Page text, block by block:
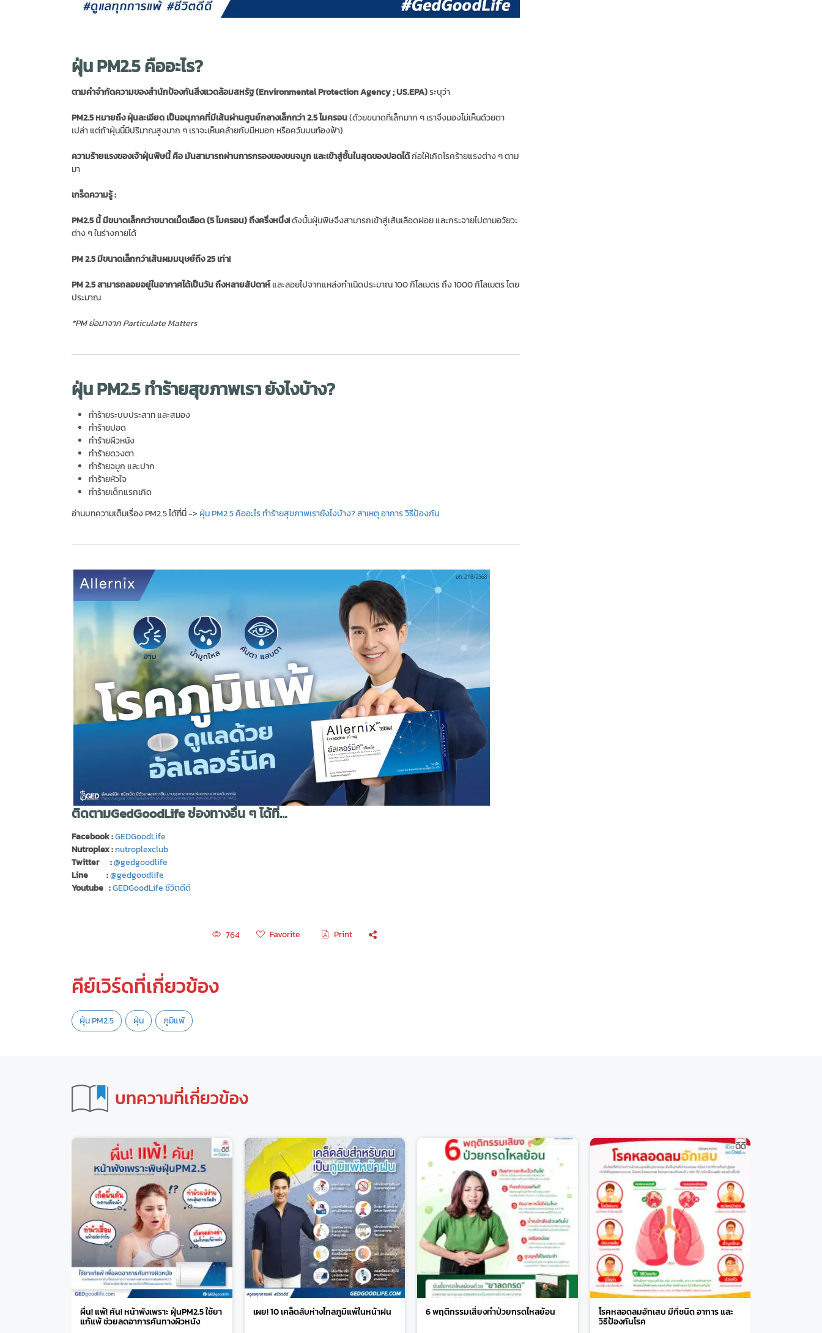
ฝุ่น PM2.5 คืออะไร?
ตามคําจํากัดความของสํานักป้องกันสิ่งแวดล้อมสหรัฐ (Environmental Protection Agency ; US.EPA)ระบุว่า
PM2.5 หมายถึง ฝุ่นละเอียด เป็นอนุภาคที่มีเส้นผ่านศูนย์กลางเล็กกว่า 2.5 ไมครอน(ด้วยขนาดที่เล็กมาก ๆ เราจึงมองไม่เห็นด้วยตา
เปล่า แต่ถ้าฝุ่นนี้มีปริมาณสูงมาก ๆ เราจะเห็นคล้ายกับมีหมอก หรือควันบนท้องฟ้า)
ความร้ายแรงของเจ้าฝุ่นพิษนี้ คือ มันสามารถผ่านการกรองของขนจมูก และเข้าสู่ชั้นในสุดของปอดได้ก่อให้เกิดโรคร้ายแรงต่าง ๆ ตาม
มา
เกร็ดความรู้ :
PM2.5 นี้ มีขนาดเล็กกว่าขนาดเม็ดเลือด (5 ไมครอน) ถึงครึ่งหนึ่ง!ดังนั้นฝุ่นพิษจึงสามารถเข้าสู่เส้นเลือดฝอย และกระจายไปตามอวัยวะ
ต่าง ๆ ในร่างกายได้
PM 2.5 มีขนาดเล็กกว่าเส้นผมมนุษย์ถึง 25 เท่า!
PM 2.5 สามารถลอยอยู่ในอากาศได้เป็นวัน ถึงหลายสัปดาห์และลอยไปจากแหล่งกำเนิดประมาณ 100 กิโลเมตร ถึง 1000 กิโลเมตร โดย
ประมาณ
*PM ย่อมาจาก Particulate Matters
ฝุ่น PM2.5 ทำร้ายสุขภาพเรา ยังไงบ้าง?
ทำร้ายระบบประสาท และสมอง
ทำร้ายปอด
ทำร้ายผิวหนัง
ทำร้ายดวงตา
ทำร้ายจมูก และปาก
ทำร้ายหัวใจ
ทำร้ายเด็กแรกเกิด
อ่านบทความเต็มเรื่อง PM2.5 ได้ที่นี่ -> ฝุ่น PM2.5 คืออะไร ทำร้ายสุขภาพเรายังไงบ้าง? สาเหตุ อาการ วิธีป้องกัน
ติดตามGedGoodLife ช่องทางอื่น ๆ ได้ที่…
Facebook :GEDGoodLife
Nutroplex :nutroplexclub
Twitter :@gedgoodlife
Line :@gedgoodlife
Youtube :GEDGoodLife ชีวิตดีดี
764 Favorite Print
คีย์เวิร์ดที่เกี่ยวข้อง
ฝุ่น PM2.5 ฝุ่น ภูมิแพ้
บทความที่เกี่ยวข้อง
ผื่น! แพ้! คัน! หน้าพังเพราะ ฝุ่นPM2.5 ใช้ยา
แก้แพ้ ช่วยลดอาการคันทางผิวหนัง
เผย! 10 เคล็ดลับห่างไกลภูมิแพ้ในหน้าฝน 6 พฤติกรรมเสี่ยงทำป่วยกรดไหลย้อน
โรคหลอดลมอักเสบ มีกี่ชนิด อาการ และ
วิธีป้องกันโรค